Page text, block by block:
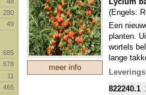
280
49
685
678
11
465
meer info
(Engels:
Een
planten.
wortels
lange
zonnig of
zijn zeer
vanwege
822240.1